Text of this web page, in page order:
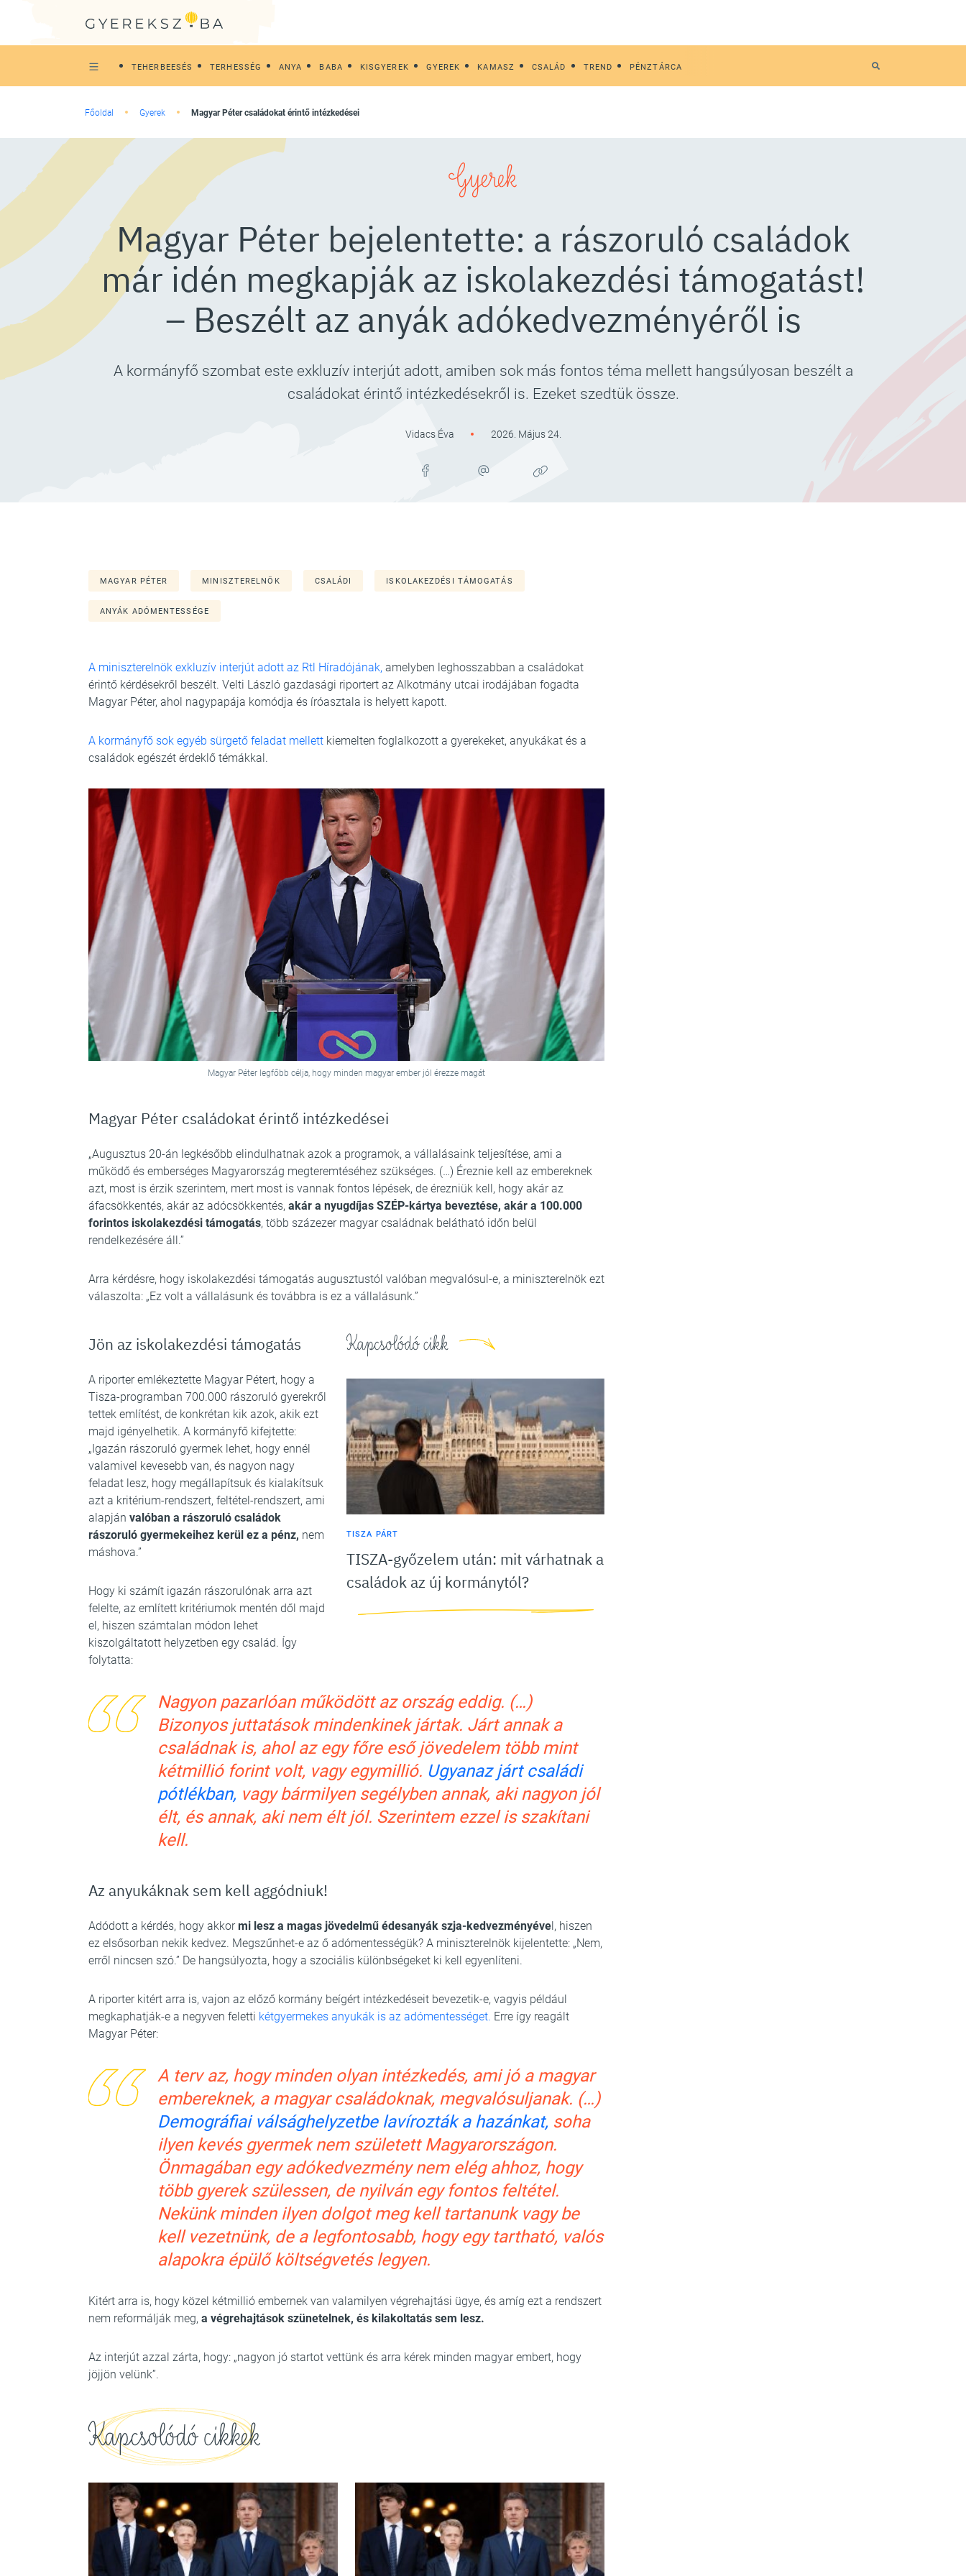
TEHERBEESÉS TERHESSÉG ANYA BABA KISGYEREK GYEREK KAMASZ CSALÁD TREND PÉNZTÁRCA
Főoldal Gyerek Magyar Péter családokat érintő intézkedései
Gyerek
Magyar Péter bejelentette: a rászoruló családok
már idén megkapják az iskolakezdési támogatást!
– Beszélt az anyák adókedvezményéről is
A kormányfő szombat este exkluzív interjút adott, amiben sok más fontos téma mellett hangsúlyosan beszélt a
családokat érintő intézkedésekről is. Ezeket szedtük össze.
Vidacs Éva 2026. Május 24.
MAGYAR PÉTER MINISZTERELNÖK CSALÁDI ISKOLAKEZDÉSI TÁMOGATÁS
ANYÁK ADÓMENTESSÉGE
A miniszterelnök exkluzív interjút adott az Rtl Híradójának, amelyben leghosszabban a családokat
érintő kérdésekről beszélt. Velti László gazdasági riportert az Alkotmány utcai irodájában fogadta
Magyar Péter, ahol nagypapája komódja és íróasztala is helyett kapott.
A kormányfő sok egyéb sürgető feladat mellett kiemelten foglalkozott a gyerekeket, anyukákat és a
családok egészét érdeklő témákkal.
Magyar Péter legfőbb célja, hogy minden magyar ember jól érezze magát
Magyar Péter családokat érintő intézkedései
„Augusztus 20-án legkésőbb elindulhatnak azok a programok, a vállalásaink teljesítése, ami a
működő és emberséges Magyarország megteremtéséhez szükséges. (…) Éreznie kell az embereknek
azt, most is érzik szerintem, mert most is vannak fontos lépések, de érezniük kell, hogy akár az
áfacsökkentés, akár az adócsökkentés, akár a nyugdíjas SZÉP-kártya beveztése, akár a 100.000
forintos iskolakezdési támogatás, több százezer magyar családnak belátható időn belül
rendelkezésére áll.”
Arra kérdésre, hogy iskolakezdési támogatás augusztustól valóban megvalósul-e, a miniszterelnök ezt
válaszolta: „Ez volt a vállalásunk és továbbra is ez a vállalásunk.”
Kapcsolódó cikk
TISZA PÁRT
TISZA-győzelem után: mit várhatnak a
családok az új kormánytól?
Jön az iskolakezdési támogatás
A riporter emlékeztette Magyar Pétert, hogy a
Tisza-programban 700.000 rászoruló gyerekről
tettek említést, de konkrétan kik azok, akik ezt
majd igényelhetik. A kormányfő kifejtette:
„Igazán rászoruló gyermek lehet, hogy ennél
valamivel kevesebb van, és nagyon nagy
feladat lesz, hogy megállapítsuk és kialakítsuk
azt a kritérium-rendszert, feltétel-rendszert, ami
alapján valóban a rászoruló családok
rászoruló gyermekeihez kerül ez a pénz, nem
máshova.”
Hogy ki számít igazán rászorulónak arra azt
felelte, az említett kritériumok mentén dől majd
el, hiszen számtalan módon lehet
kiszolgáltatott helyzetben egy család. Így
folytatta:
Nagyon pazarlóan működött az ország eddig. (…)
Bizonyos juttatások mindenkinek jártak. Járt annak a
családnak is, ahol az egy főre eső jövedelem több mint
kétmillió forint volt, vagy egymillió. Ugyanaz járt családi
pótlékban, vagy bármilyen segélyben annak, aki nagyon jól
élt, és annak, aki nem élt jól. Szerintem ezzel is szakítani
kell.
Az anyukáknak sem kell aggódniuk!
Adódott a kérdés, hogy akkormi lesz a magas jövedelmű édesanyák szja-kedvezményével, hiszen
ez elsősorban nekik kedvez. Megszűnhet-e az ő adómentességük? A miniszterelnök kijelentette: „Nem,
erről nincsen szó.” De hangsúlyozta, hogy a szociális különbségeket ki kell egyenlíteni.
A riporter kitért arra is, vajon az előző kormány beígért intézkedéseit bevezetik-e, vagyis például
megkaphatják-e a negyven feletti kétgyermekes anyukák is az adómentességet. Erre így reagált
Magyar Péter:
A terv az, hogy minden olyan intézkedés, ami jó a magyar
embereknek, a magyar családoknak, megvalósuljanak. (…)
Demográfiai válsághelyzetbe lavírozták a hazánkat, soha
ilyen kevés gyermek nem született Magyarországon.
Önmagában egy adókedvezmény nem elég ahhoz, hogy
több gyerek szülessen, de nyilván egy fontos feltétel.
Nekünk minden ilyen dolgot meg kell tartanunk vagy be
kell vezetnünk, de a legfontosabb, hogy egy tartható, valós
alapokra épülő költségvetés legyen.
Kitért arra is, hogy közel kétmillió embernek van valamilyen végrehajtási ügye, és amíg ezt a rendszert
nem reformálják meg, a végrehajtások szünetelnek, és kilakoltatás sem lesz.
Az interjút azzal zárta, hogy: „nagyon jó startot vettünk és arra kérek minden magyar embert, hogy
jöjjön velünk”.
Kapcsolódó cikkek